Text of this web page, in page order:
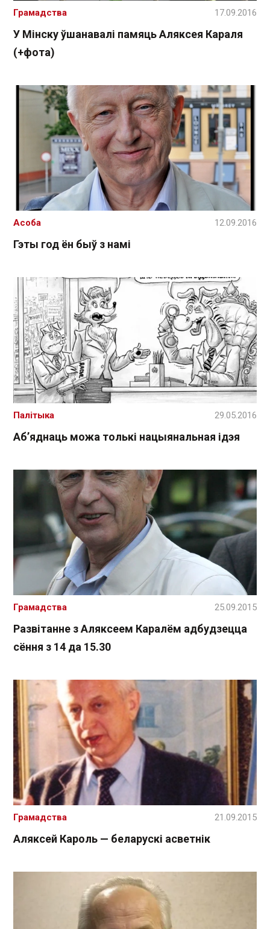
У Мінску ўшанавалі памяць Аляксея Караля
(+фота)
Грамадства 17.09.2016
Гэты год ён быў з намі
Асоба 12.09.2016
Аб’яднаць можа толькі нацыянальная ідэя
Палітыка 29.05.2016
Развітанне з Аляксеем Каралём адбудзецца
сёння з 14 да 15.30
Грамадства 25.09.2015
Аляксей Кароль — беларускі асветнік
Грамадства 21.09.2015